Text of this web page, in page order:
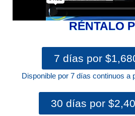
RÉNTALO
7 días por
Disponible por 7 días continuos a
30 días por